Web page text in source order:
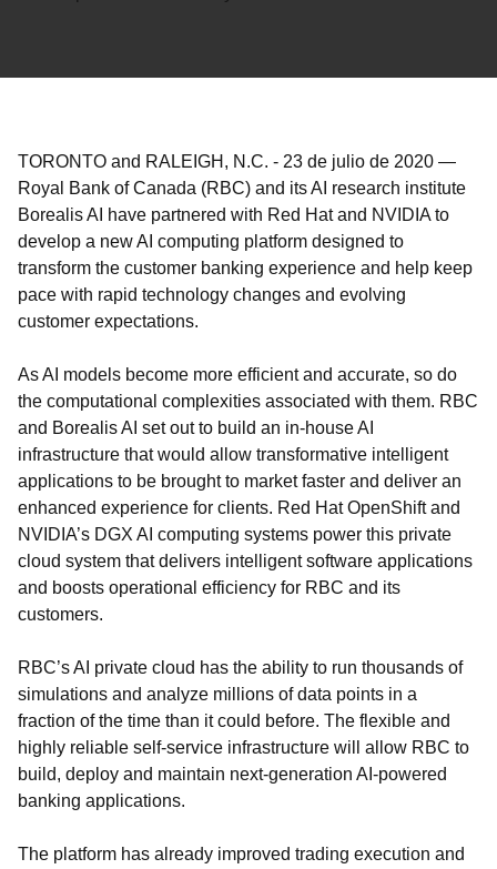
TORONTO and RALEIGH, N.C. - 23 de julio de 2020 —
Royal Bank of Canada (RBC) and its AI research institute
Borealis AI have partnered with Red Hat and NVIDIA to
develop a new AI computing platform designed to
transform the customer banking experience and help keep
pace with rapid technology changes and evolving
customer expectations.
As AI models become more efficient and accurate, so do
the computational complexities associated with them. RBC
and Borealis AI set out to build an in-house AI
infrastructure that would allow transformative intelligent
applications to be brought to market faster and deliver an
enhanced experience for clients. Red Hat OpenShift and
NVIDIA’s DGX AI computing systems power this private
cloud system that delivers intelligent software applications
and boosts operational efficiency for RBC and its
customers.
RBC’s AI private cloud has the ability to run thousands of
simulations and analyze millions of data points in a
fraction of the time than it could before. The flexible and
highly reliable self-service infrastructure will allow RBC to
build, deploy and maintain next-generation AI-powered
banking applications.
The platform has already improved trading execution and